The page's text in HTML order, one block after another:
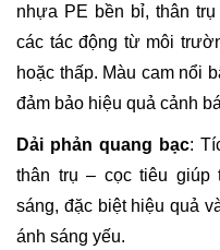
nhựa PE bền bỉ, thân
các tác động từ môi
hoặc thấp. Màu cam nổi
đảm bảo hiệu quả cảnh
Dải phản quang bạc:
thân trụ – cọc tiêu giúp
sáng, đặc biệt hiệu quả
ánh sáng yếu.